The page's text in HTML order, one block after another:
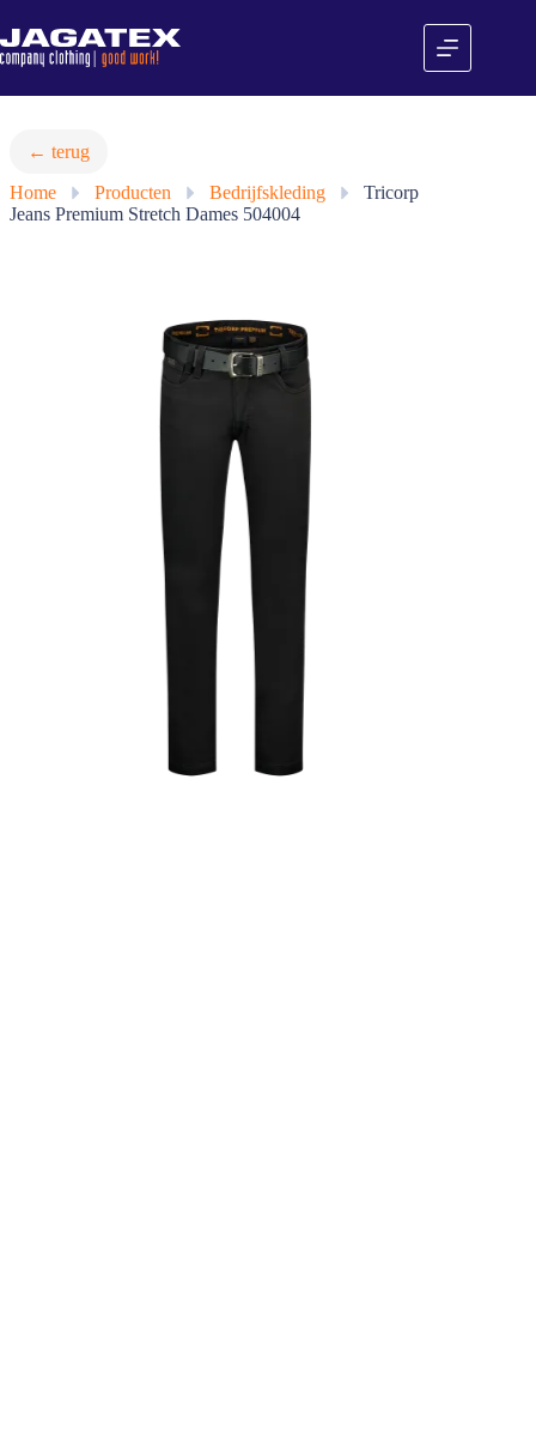
naar
de
inhoud
← terug
Home
» Producten » Bedrijfskleding »
Tricorp
Jeans Premium Stretch Dames 504004